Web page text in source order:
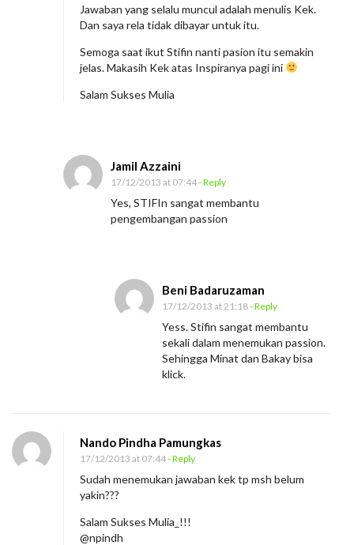
n
Jawaban yang selalu muncul adalah menulis Kek.
Dan saya rela tidak dibayar untuk itu.
Semoga saat ikut Stifin nanti pasion itu semakin
jelas. Makasih Kek atas Inspiranya pagi ini
Salam Sukses Mulia
Jamil Azzaini
17/12/2013 at 07:44- Reply
Yes, STIFIn sangat membantu
pengembangan passion
Beni Badaruzaman
17/12/2013 at 21:18- Reply
Yess. Stifin sangat membantu
sekali dalam menemukan passion.
Sehingga Minat dan Bakay bisa
klick.
Nando Pindha Pamungkas
17/12/2013 at 07:44- Reply
Sudah menemukan jawaban kek tp msh belum
yakin???
Salam Sukses Mulia_!!!
@npindh